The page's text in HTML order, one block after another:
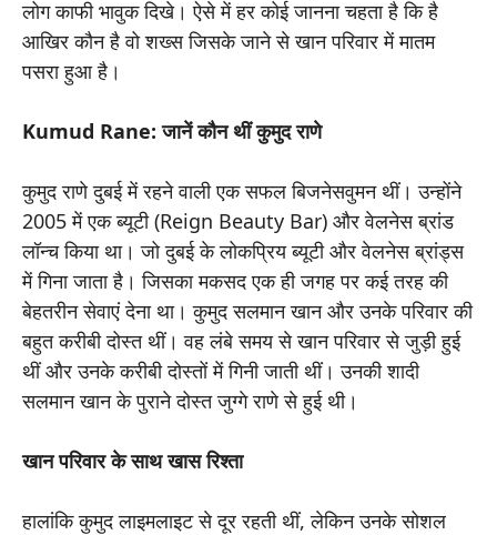
लोग काफी भावुक दिखे। ऐसे में हर कोई जानना चहता है कि है
आखिर कौन है वो शख्स जिसके जाने से खान परिवार में मातम
पसरा हुआ है।
Kumud Rane: जानें कौन थीं कुमुद राणे
कुमुद राणे दुबई में रहने वाली एक सफल बिजनेसवुमन थीं। उन्होंने
2005 में एक ब्यूटी (Reign Beauty Bar) और वेलनेस ब्रांड
लॉन्च किया था। जो दुबई के लोकप्रिय ब्यूटी और वेलनेस ब्रांड्स
में गिना जाता है। जिसका मकसद एक ही जगह पर कई तरह की
बेहतरीन सेवाएं देना था। कुमुद सलमान खान और उनके परिवार की
बहुत करीबी दोस्त थीं। वह लंबे समय से खान परिवार से जुड़ी हुई
थीं और उनके करीबी दोस्तों में गिनी जाती थीं। उनकी शादी
सलमान खान के पुराने दोस्त जुग्गे राणे से हुई थी।
खान परिवार के साथ खास रिश्ता
हालांकि कुमुद लाइमलाइट से दूर रहती थीं, लेकिन उनके सोशल